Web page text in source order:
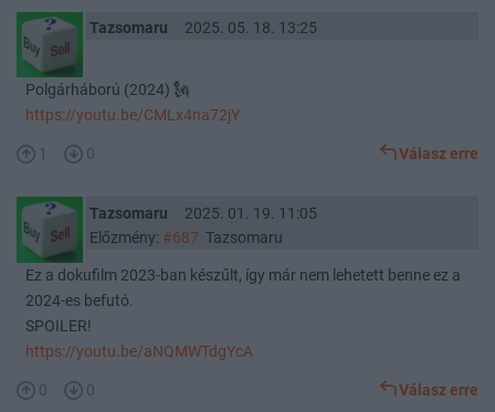
Tazsomaru 2025. 05. 18. 13:25
Polgárháború (2024) 🗽
https://youtu.be/CMLx4na72jY
1 0 Válasz erre
Tazsomaru
2025. 01. 19. 11:05
Előzmény: #687 Tazsomaru
Ez a dokufilm 2023-ban készűlt, így már nem lehetett benne ez a
2024-es befutó.
SPOILER!
https://youtu.be/aNQMWTdgYcA
0 0 Válasz erre